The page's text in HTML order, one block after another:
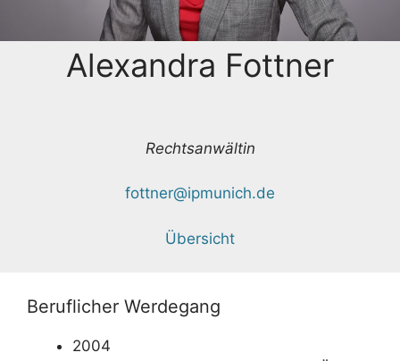
Alexandra Fottner
Rechtsanwältin
fottner@ipmunich.de
Übersicht
Beruflicher Werdegang
2004